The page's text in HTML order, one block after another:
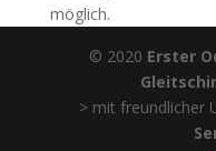
möglich.
© 2020 Erster
> mit freundlicher